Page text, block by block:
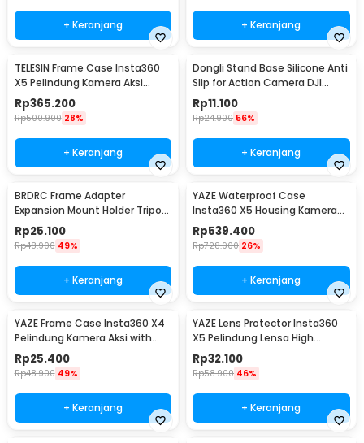
+ Keranjang + Keranjang
TELESIN Frame Case Insta360
X5 Pelindung Kamera Aksi
Cage Protection - S6-FMS-19-
TIS
Rp365.200
Rp500.900 28%
+ Keranjang
Dongli Stand Base Silicone Anti
Slip for Action Camera DJI
Pocket 3 - D-50
Rp11.100
Rp24.900 56%
+ Keranjang
BRDRC Frame Adapter
Expansion Mount Holder Tripod
DJI OSMO Pocket 3 - BR1
Rp25.100
Rp48.900 49%
+ Keranjang
YAZE Waterproof Case
Insta360 X5 Housing Kamera
Anti Air 50M - I3X5
Rp539.400
Rp728.900 26%
+ Keranjang
YAZE Frame Case Insta360 X4
Pelindung Kamera Aksi with
Cold Shoe - I3X4I
Rp25.400
Rp48.900 49%
+ Keranjang
YAZE Lens Protector Insta360
X5 Pelindung Lensa High
Transparency - I3X5L
Rp32.100
Rp58.900 46%
+ Keranjang